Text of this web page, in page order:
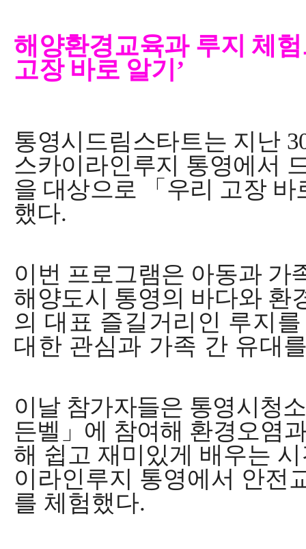
해양환경교육과 루지 체
고장 바로 알기 ’
통영시드림스타트는 지난
스카이라인루지 통영에서
을 대상으로
「 우리 고장
했다.
이번 프로그램은 아동과 가
해양도시 통영의 바다와 환
의 대표 즐길거리인 루지
대한 관심과 가족 간 유대
이날 참가자들은 통영시청
든벨 」 에 참여해 환경오염
해 쉽고 재미있게 배우는
이라인루지 통영에서 안전
를 체험했다.